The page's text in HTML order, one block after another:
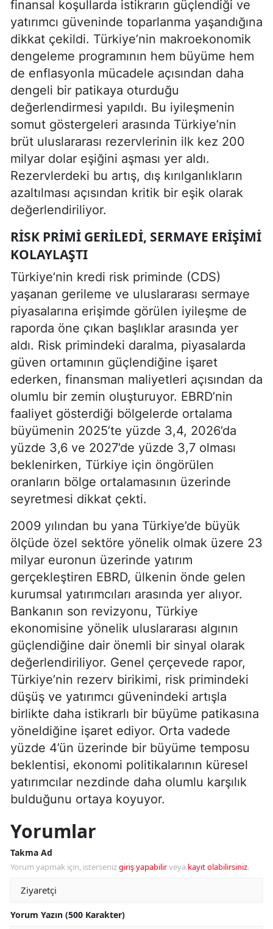
finansal koşullarda istikrarın güçlendiği ve
yatırımcı güveninde toparlanma yaşandığına
dikkat çekildi. Türkiye’nin makroekonomik
dengeleme programının hem büyüme hem
de enflasyonla mücadele açısından daha
dengeli bir patikaya oturduğu
değerlendirmesi yapıldı. Bu iyileşmenin
somut göstergeleri arasında Türkiye’nin
brüt uluslararası rezervlerinin ilk kez 200
milyar dolar eşiğini aşması yer aldı.
Rezervlerdeki bu artış, dış kırılganlıkların
azaltılması açısından kritik bir eşik olarak
değerlendiriliyor.
RISK PRIMI GERILEDI, SERMAYE ERIŞIMI
KOLAYLAŞTI
Türkiye’nin kredi risk priminde (CDS)
yaşanan gerileme ve uluslararası sermaye
piyasalarına erişimde görülen iyileşme de
raporda öne çıkan başlıklar arasında yer
aldı. Risk primindeki daralma, piyasalarda
güven ortamının güçlendiğine işaret
ederken, finansman maliyetleri açısından da
olumlu bir zemin oluşturuyor. EBRD’nin
faaliyet gösterdiği bölgelerde ortalama
büyümenin 2025’te yüzde 3,4, 2026’da
yüzde 3,6 ve 2027’de yüzde 3,7 olması
beklenirken, Türkiye için öngörülen
oranların bölge ortalamasının üzerinde
seyretmesi dikkat çekti.
2009 yılından bu yana Türkiye’de büyük
ölçüde özel sektöre yönelik olmak üzere 23
milyar euronun üzerinde yatırım
gerçekleştiren EBRD, ülkenin önde gelen
kurumsal yatırımcıları arasında yer alıyor.
Bankanın son revizyonu, Türkiye
ekonomisine yönelik uluslararası algının
güçlendiğine dair önemli bir sinyal olarak
değerlendiriliyor. Genel çerçevede rapor,
Türkiye’nin rezerv birikimi, risk primindeki
düşüş ve yatırımcı güvenindeki artışla
birlikte daha istikrarlı bir büyüme patikasına
yöneldiğine işaret ediyor. Orta vadede
yüzde 4’ün üzerinde bir büyüme temposu
beklentisi, ekonomi politikalarının küresel
yatırımcılar nezdinde daha olumlu karşılık
bulduğunu ortaya koyuyor.
Yorumlar
Takma Ad
Yorum yapmak için, istersenizgiriş yapabilirveya kayıt olabilirsiniz.
Yorum Yazın (500 Karakter)